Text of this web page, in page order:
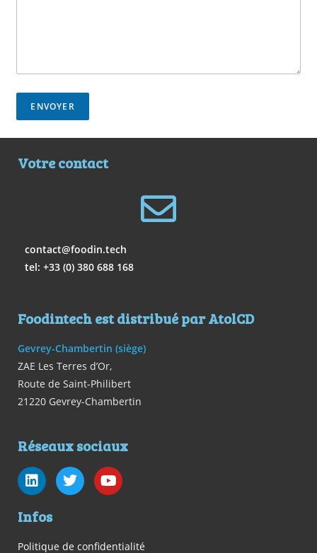
ENVOYER
Votre contact
contact@foodin.tech
tel: +33 (0) 380 688 168
Foodintech est distribué par AtolCD
Gevrey-Chambertin (siège)
ZAE Les Terres d’Or,
Route de Saint-Philibert
21220 Gevrey-Chambertin
Réseaux sociaux
Infos
Politique de confidentialité